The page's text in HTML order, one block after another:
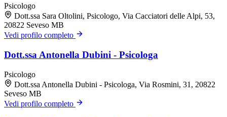
Psicologo
Dott.ssa Sara Oltolini, Psicologo, Via Cacciatori delle Alpi, 53,
20822 Seveso MB
Vedi profilo completo
Dott.ssa Antonella Dubini - Psicologa
Psicologo
Dott.ssa Antonella Dubini - Psicologa, Via Rosmini, 31, 20822
Seveso MB
Vedi profilo completo